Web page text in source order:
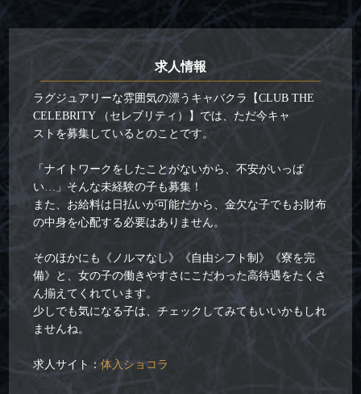
求人情報
ラグジュアリーな雰囲気の漂うキャバクラ【CLUB THE
CELEBRITY （セレブリティ）】では、ただ今キャ
ストを募集しているとのことです。
「ナイトワークをしたことがないから、不安がいっぱ
い…」そんな未経験の子も募集！
また、お給料は日払いが可能だから、金欠な子でもお財布
の中身を心配する必要はありません。
そのほかにも《ノルマなし》《自由シフト制》《寮を完
備》と、女の子の働きやすさにこだわった高待遇をたくさ
ん揃えてくれています。
少しでも気になる子は、チェックしてみてもいいかもしれ
ませんね。
求人サイト：体入ショコラ